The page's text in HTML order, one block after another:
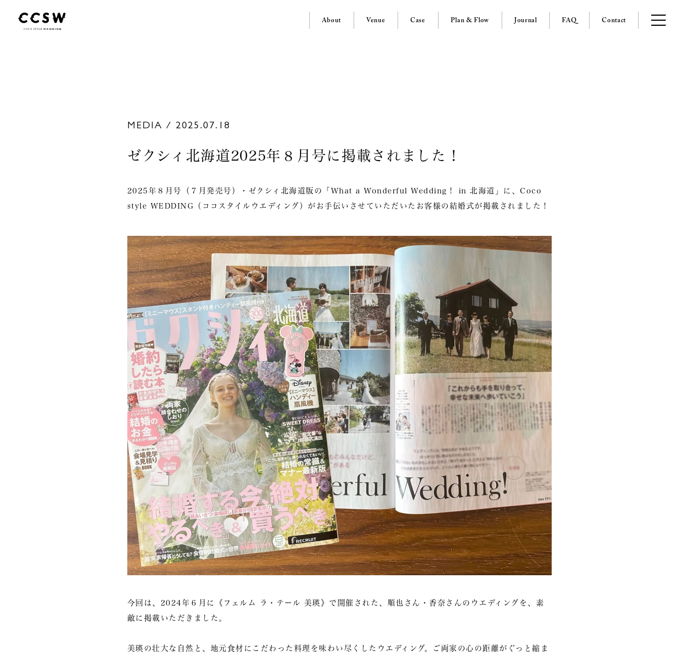
About Venue Case Plan & Flow Journal FAQ Contact
MEDIA / 2025.07.18
ゼクシィ北海道2025年８月号に掲載されました！
2025年８月号（７月発売号）・ゼクシィ北海道版の「What a Wonderful Wedding！ in 北海道」に、Coco
style WEDDING（ココスタイルウエディング）がお手伝いさせていただいたお客様の結婚式が掲載されました！
今回は、2024年６月に《フェルム ラ・テール 美瑛》で開催された、順也さん・香奈さんのウエディングを、素
敵に掲載いただきました。
美瑛の壮大な自然と、地元食材にこだわった料理を味わい尽くしたウエディング。ご両家の心の距離がぐっと縮ま